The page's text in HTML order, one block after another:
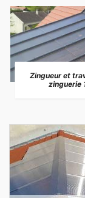
Zingueur et
zinguerie